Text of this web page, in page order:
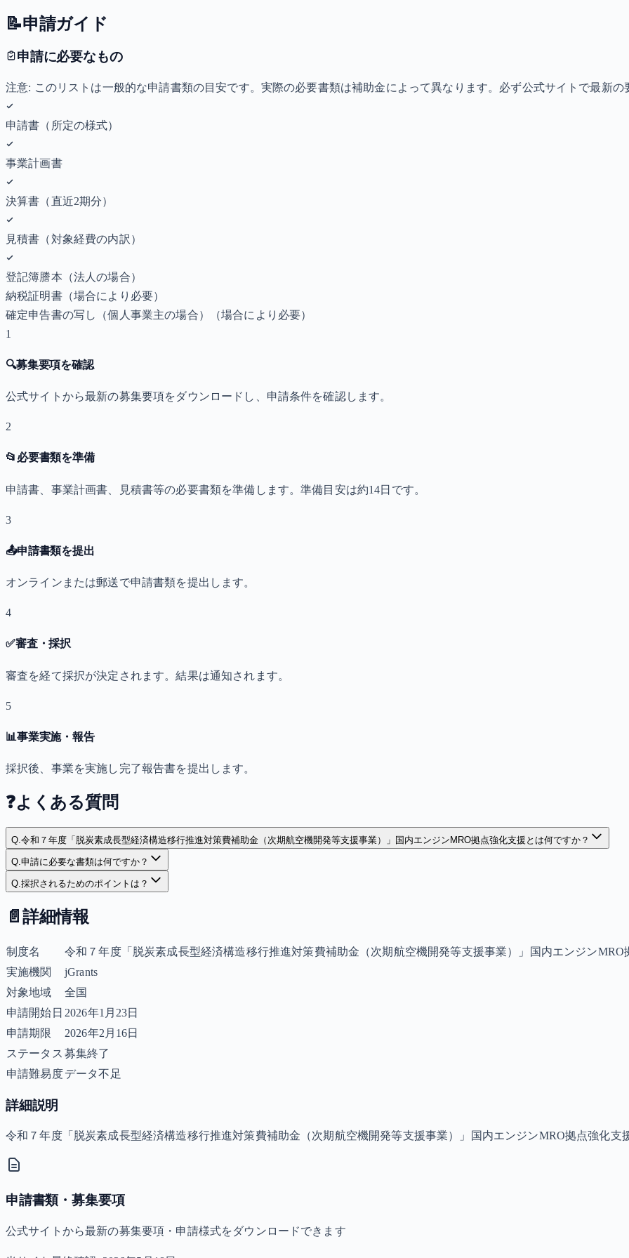
📝申請ガイド
申請に必要なもの
注意: このリストは一般的な申請書類の目安です。実際の必要書類は補助金によって異なります。必ず公式サイトで最新の
申請書（所定の様式）
事業計画書
決算書（直近2期分）
見積書（対象経費の内訳）
登記簿謄本（法人の場合）
納税証明書（場合により必要）
確定申告書の写し（個人事業主の場合）
（場合により必要）
1
🔍募集要項を確認
公式サイトから最新の募集要項をダウンロードし、申請条件を確認します。
2
📂 必要書類を準備
申請書、事業計画書、見積書等の必要書類を準備します。準備目安は約14日です。
3
📤申請書類を提出
オンラインまたは郵送で申請書類を提出します。
4
✅審査・採択
審査を経て採択が決定されます。結果は通知されます。
5
📊事業実施・報告
採択後、事業を実施し完了報告書を提出します。
❓よくある質問
Q.令和７年度「脱炭素成長型経済構造移行推進対策費補助金（次期航空機開発等支援事業）」国内エンジンMRO拠点強化支援とは何ですか？
Q.申請に必要な書類は何ですか？
Q.採択されるためのポイントは？
📄 詳細情報
制度名
令和７年度「脱炭素成長型経済構造移行推進対策費補助金（次期航空機開発等支援事業）」国内エンジンMRO
実施機関
jGrants
対象地域
全国
申請開始日 2026年1月23日
申請期限
2026年2月16日
ステータス 募集終了
申請難易度データ不足
詳細説明
令和７年度「脱炭素成長型経済構造移行推進対策費補助金（次期航空機開発等支援事業）」国内エンジンMRO拠点強化支
申請書類・募集要項
公式サイトから最新の募集要項・申請様式をダウンロードできます